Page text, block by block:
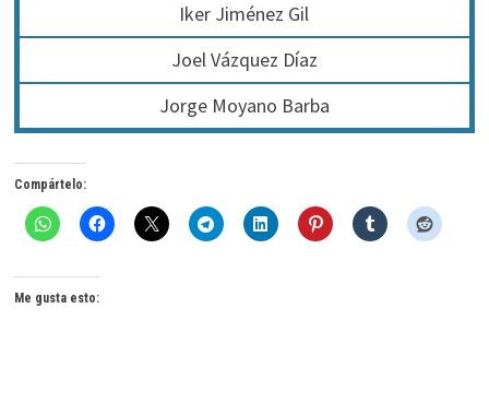
Iker Jiménez Gil
Joel Vázquez Díaz
Jorge Moyano Barba
Compártelo:
Me gusta esto: